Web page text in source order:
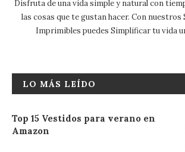
Disfruta de una vida simple y natural con
las cosas que te gustan hacer. Con
Imprimibles puedes Simplificar tu vida
LO MÁS LEÍDO
Top 15 Vestidos para verano en
Amazon